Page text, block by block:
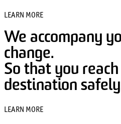
LEARN MORE
We accompany
change.
So that you
destination
LEARN MORE